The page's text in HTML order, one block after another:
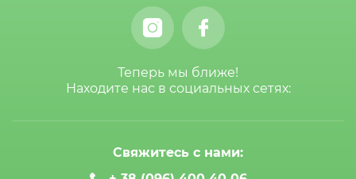
Теперь мы ближе!
Находите нас в социальных сетях:
Свяжитесь с нами: